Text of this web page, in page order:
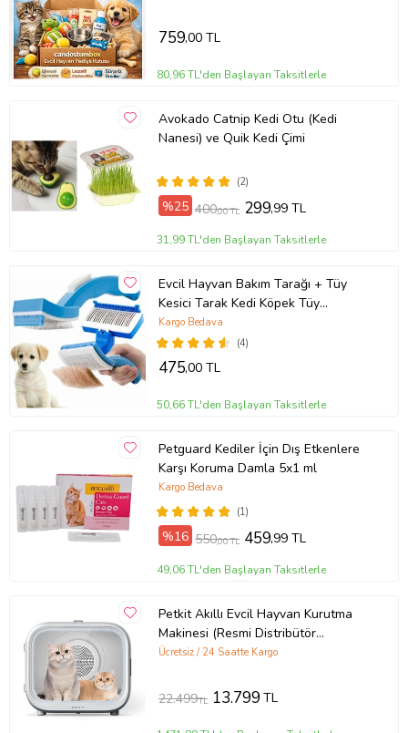
759,00 TL
80,96 TL'den Başlayan Taksitlerle
Avokado Catnip Kedi Otu (Kedi
Nanesi) ve Quik Kedi Çimi
(2)
%25 400,00 TL 299,99 TL
31,99 TL'den Başlayan Taksitlerle
Evcil Hayvan Bakım Tarağı + Tüy
Kesici Tarak Kedi Köpek Tüy
(4)
Kargo Bedava
475,00 TL
50,66 TL'den Başlayan Taksitlerle
Petguard Kediler İçin Dış Etkenlere
Karşı Koruma Damla 5x1 ml
(1)
Kargo Bedava
%16 550,00 TL 459,99 TL
49,06 TL'den Başlayan Taksitlerle
Petkit Akıllı Evcil Hayvan Kurutma
Makinesi (Resmi Distribütör
Garantili)
Ücretsiz / 24 Saatte Kargo
22.499TL 13.799TL